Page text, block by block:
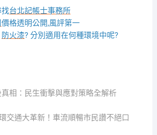
台北記帳士事務所
價格透明公開,風評第一
防火漆? 分別適用在何種環境中呢?
相：民生衝擊與應對策略全解析
交通大革新！車流順暢市民讚不絕口